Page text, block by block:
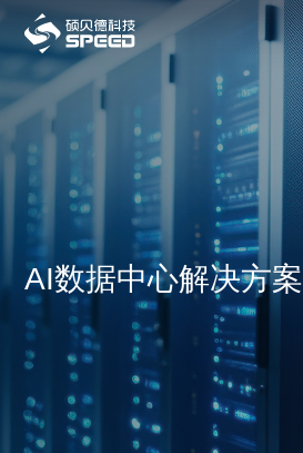
首页
产品中心
解决方案
创新与技术
智能制造
可持续发展
关于我们
选择语言
AI数据中心解决方案